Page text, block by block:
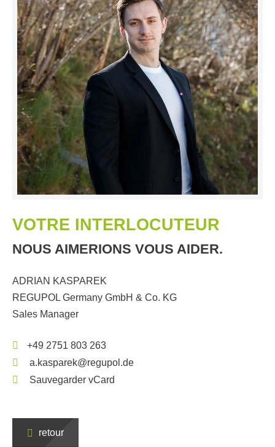
VOTRE INTERLOCUTEUR
NOUS AIMERIONS VOUS AIDER.
ADRIAN KASPAREK
REGUPOL Germany GmbH & Co. KG
Sales Manager
+49 2751 803 263
a.kasparek@regupol.de
Sauvegarder vCard
retour